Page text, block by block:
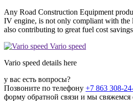
Any Road Construction Equipment
IV engine, is not only compliant with the
also contributing to great fuel cost
Vario speed
Vario speed details here
у вас есть вопросы?
Позвоните по телефону +7 863 308-
форму обратной связи и мы свяжемся